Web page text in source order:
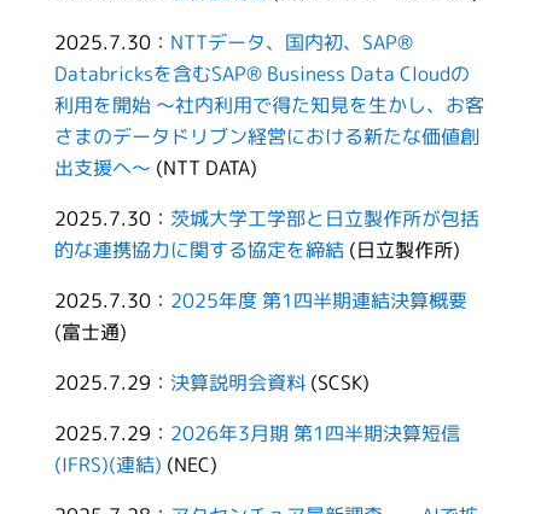
2025.7.30： NTTデータ、国内初、SAP®
Databricksを含むSAP® Business Data Cloudの
利用を開始 ～社内利用で得た知見を生かし、お客
さまのデータドリブン経営における新たな価値創
出支援へ～ (NTT DATA)
2025.7.30： 茨城大学工学部と日立製作所が包括
的な連携協力に関する協定を締結(日立製作所)
2025.7.30： 2025年度 第1四半期連結決算概要
(富士通)
2025.7.29： 決算説明会資料(SCSK)
2025.7.29： 2026年3月期 第1四半期決算短信
(IFRS)(連結) (NEC)